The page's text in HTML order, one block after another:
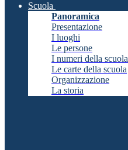
Scuola
Panoramica
Presentazione
I luoghi
Le persone
I numeri della scuola
Le carte della scuola
Organizzazione
La storia